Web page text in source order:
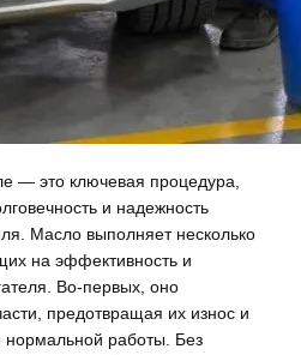
— это ключевая процедура,
и надежность
Масло выполняет несколько
на эффективность и
Во-первых, оно
предотвращая их износ и
нормальной работы. Без